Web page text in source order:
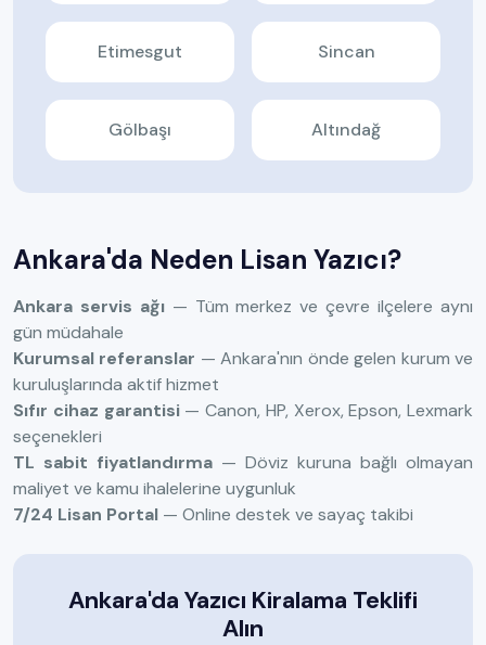
Etimesgut Sincan
Gölbaşı Altındağ
Ankara'da Neden Lisan Yazıcı?
Ankara servis ağı— Tüm merkez ve çevre ilçelere aynı
gün müdahale
Kurumsal referanslar — Ankara'nın önde gelen kurum ve
kuruluşlarında aktif hizmet
Sıfır cihaz garantisi— Canon, HP, Xerox, Epson, Lexmark
seçenekleri
TL sabit fiyatlandırma — Döviz kuruna bağlı olmayan
maliyet ve kamu ihalelerine uygunluk
7/24 Lisan Portal — Online destek ve sayaç takibi
Ankara'da Yazıcı Kiralama Teklifi
Alın